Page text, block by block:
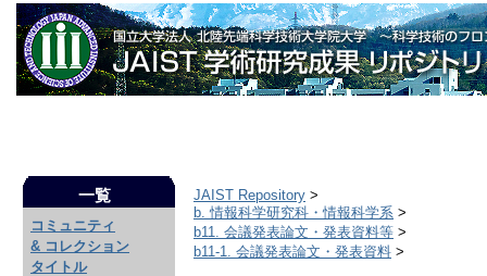
一覧
コミュニティ
& コレクション
タイトル
JAIST Repository >
b. 情報科学研究科・情報科学系 >
b11. 会議発表論文・発表資料等 >
b11-1. 会議発表論文・発表資料 >